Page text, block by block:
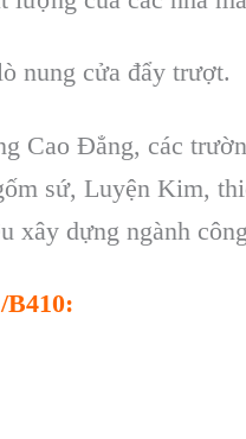
nung cửa đẩy trượt.
Cao Đẳng, các
sứ, Luyện Kim,
xây dựng ngành
B410: